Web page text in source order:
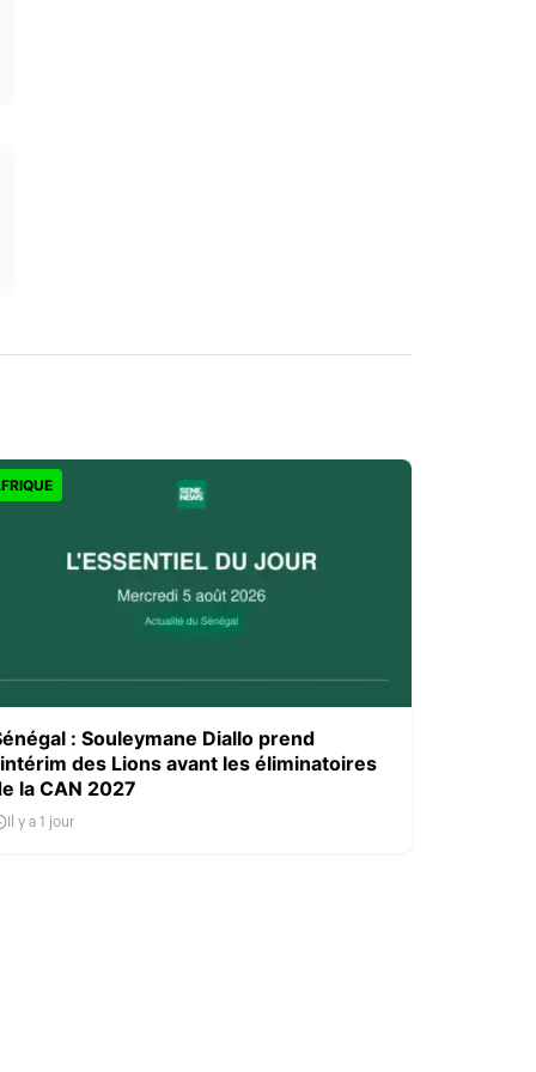
: Souleymane Diallo prend
des Lions avant les éliminatoires
la CAN 2027
Il y a 1 jour